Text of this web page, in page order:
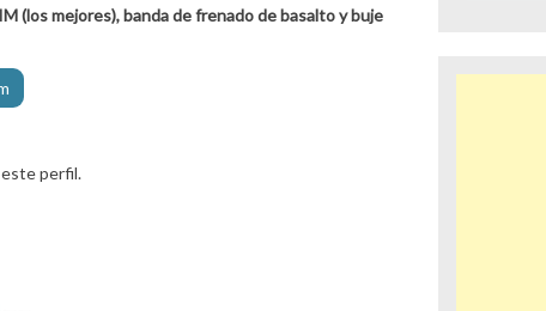
(los mejores), banda de frenado de basalto y buje
este perfil.